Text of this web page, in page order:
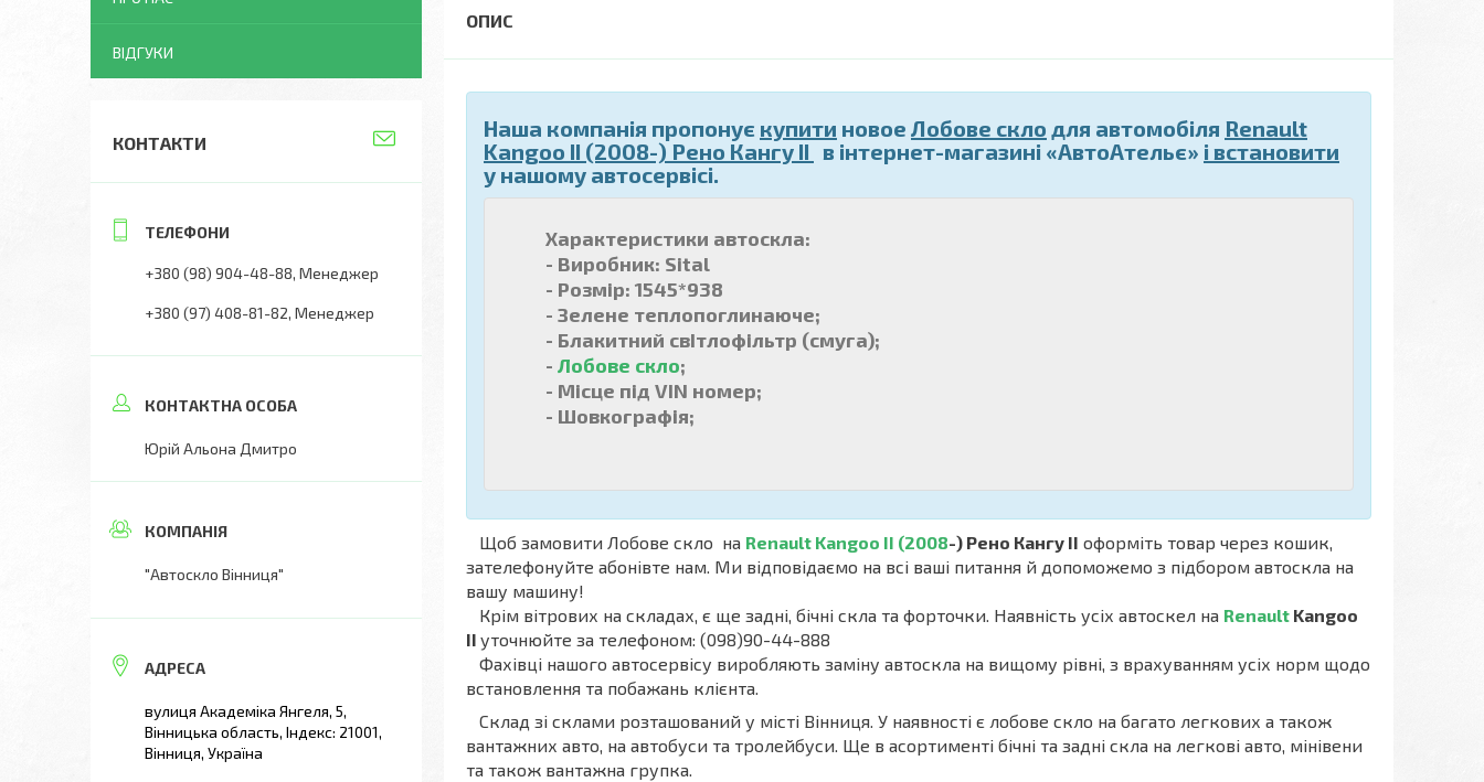
Наша компанія пропонує купити новое Лобове скло для автомобіля Renault
Kangoo II (2008-) Рено Кангу II в інтернет-магазині «АвтоАтельє» і встановити
у нашому автосервісі.
Характеристики автоскла:
- Виробник: Sital
- Розмір: 1545*938
- Зелене теплопоглинаюче;
- Блакитний свІтлофільтр (смуга);
- Лобове скло;
- Місце під VIN номер;
- Шовкографія;
Щоб замовити Лобове скло на Renault Kangoo II (2008-) Рено Кангу II оформіть товар через кошик,
зателефонуйте абонівте нам. Ми відповідаємо на всі ваші питання й допоможемо з підбором автоскла на
вашу машину!
Крім вітрових на складах, є ще задні, бічні скла та форточки. Наявність усіх автоскел на Renault Kangoo
II уточнюйте за телефоном: (098)90-44-888
Фахівці нашого автосервісу виробляють заміну автоскла на вищому рівні, з врахуванням усіх норм щодо
встановлення та побажань клієнта.
Склад зі склами розташований у місті Вінниця. У наявності є лобове скло на багато легкових а також
вантажних авто, на автобуси та тролейбуси. Ще в асортименті бічні та задні скла на легкові авто, мінівени
та також вантажна групка.
ВІДГУКИ
КОНТАКТИ
+380 (98) 904-48-88 Менеджер
+380 (97) 408-81-82 Менеджер
Юрій Альона Дмитро
"Автоскло Вінниця"
вулиця Академіка Янгеля, 5,
Вінницька область, Індекс: 21001,
Вінниця, Україна